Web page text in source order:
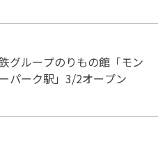
グループのりもの館「モン
パーク駅」3/2オープン